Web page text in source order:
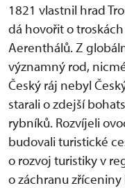
1821 vlastnil hrad
dá hovořit o
Aerenthálů. Z
významný rod,
Český ráj nebyl
starali o zdejší
rybníků. Rozvíjeli
budovali turistické
o rozvoj turistiky v
o záchranu